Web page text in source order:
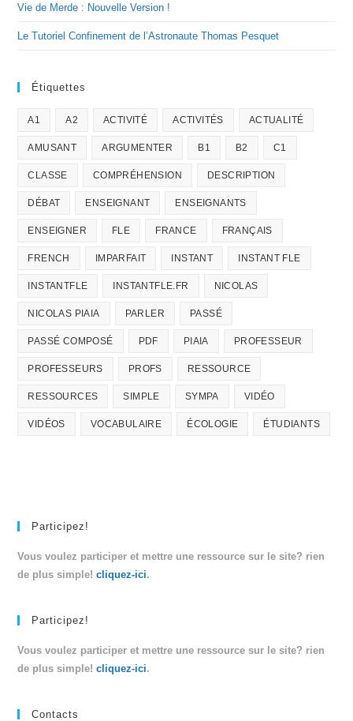
Vie de Merde : Nouvelle Version !
Le Tutoriel Confinement de l’Astronaute Thomas Pesquet
Étiquettes
A1 A2 ACTIVITÉ ACTIVITÉS ACTUALITÉ
AMUSANT ARGUMENTER B1 B2 C1
CLASSE COMPRÉHENSION DESCRIPTION
DÉBAT ENSEIGNANT ENSEIGNANTS
ENSEIGNER FLE FRANCE FRANÇAIS
FRENCH IMPARFAIT INSTANT INSTANT FLE
INSTANTFLE INSTANTFLE.FR NICOLAS
NICOLAS PIAIA PARLER PASSÉ
PASSÉ COMPOSÉ PDF PIAIA PROFESSEUR
PROFESSEURS PROFS RESSOURCE
RESSOURCES SIMPLE SYMPA VIDÉO
VIDÉOS VOCABULAIRE ÉCOLOGIE ÉTUDIANTS
Participez!
Vous voulez participer et mettre une ressource sur le site? rien
de plus simple!cliquez-ici.
Participez!
Vous voulez participer et mettre une ressource sur le site? rien
de plus simple!cliquez-ici.
Contacts